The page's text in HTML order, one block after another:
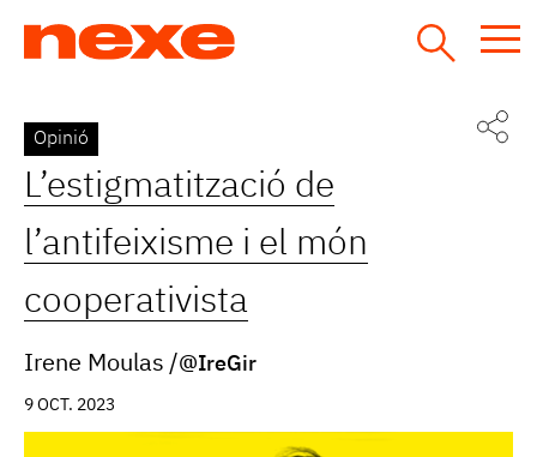
Back
to
top
Opinió
L’estigmatització de
l’antifeixisme i el món
cooperativista
Irene Moulas @IreGir
9 OCT. 2023